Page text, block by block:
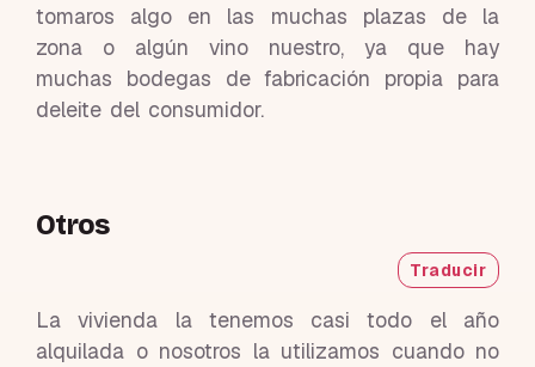
tomaros algo en las muchas plazas de la
zona o algún vino nuestro, ya que hay
muchas bodegas de fabricación propia para
deleite del consumidor.
Otros
Traducir
La vivienda la tenemos casi todo el año
alquilada o nosotros la utilizamos cuando no